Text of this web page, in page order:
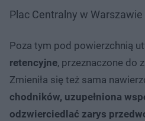
Plac Centralny w
Poza tym pod powierzchnią
retencyjne, przeznaczone do
Zmieniła się też sama
chodników, uzupełniona
odzwierciedlać zarys